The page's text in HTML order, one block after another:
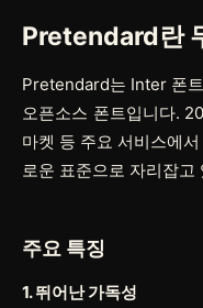
Pretendard란
Pretendard는 Inter 폰
오픈소스 폰트입니다.
마켓 등 주요 서비스에
로운 표준으로 자리잡고
주요 특징
1. 뛰어난 가독성